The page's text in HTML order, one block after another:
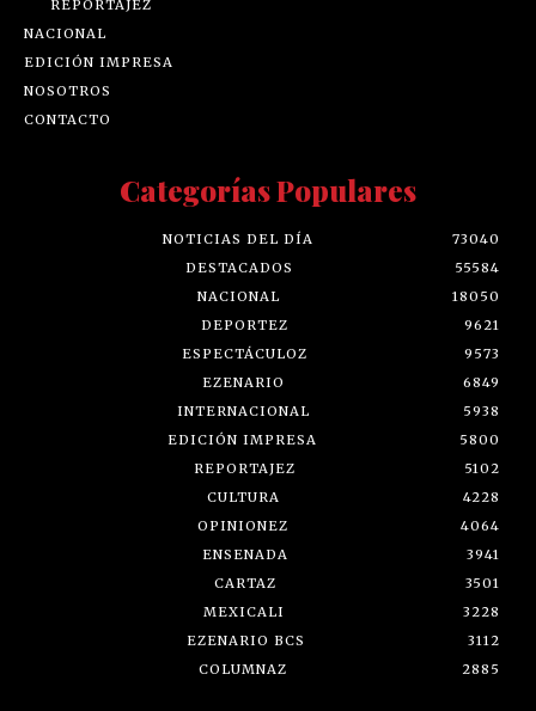
REPORTAJEZ
NACIONAL
EDICIÓN IMPRESA
NOSOTROS
CONTACTO
Categorías Populares
NOTICIAS DEL DÍA
73040
DESTACADOS
55584
NACIONAL
18050
DEPORTEZ
9621
ESPECTÁCULOZ
9573
EZENARIO
6849
INTERNACIONAL
5938
EDICIÓN IMPRESA
5800
REPORTAJEZ
5102
CULTURA
4228
OPINIONEZ
4064
ENSENADA
3941
CARTAZ
3501
MEXICALI
3228
EZENARIO BCS
3112
COLUMNAZ
2885